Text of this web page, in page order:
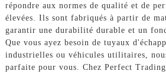
répondre aux normes de qualité et de
élevées. Ils sont fabriqués à partir de
garantir une durabilité durable et un
Que vous ayez besoin de tuyaux
industrielles ou véhicules utilitaires,
parfaite pour vous. Chez Perfect